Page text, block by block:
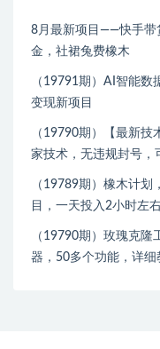
8月最新项目——快手带
金，社裙兔费橡木
（19791期）AI智能
变现新项目
（19790期）【最新
家技术，无违规封号，
（19789期）橡木计
目，一天投入2小时左
（19790期）玫瑰克
器，50多个功能，详细